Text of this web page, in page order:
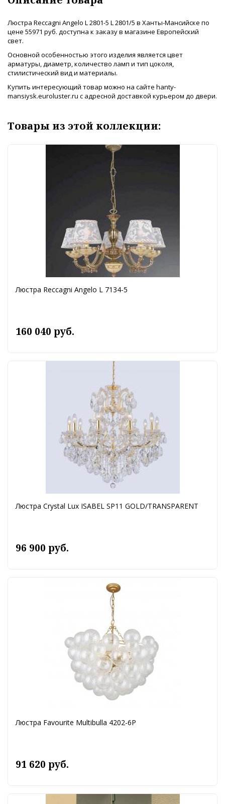
Люстра Reccagni Angelo L 2801-5 L 2801/5 в Ханты-Мансийске по
цене 55971 руб. доступна к заказу в магазине Европейский
свет.
Основной особенностью этого изделия является цвет
арматуры, диаметр, количество ламп и тип цоколя,
стилистический вид и материалы.
Купить интересующий товар можно на сайте hanty-
mansiysk.euroluster.ru с адресной доставкой курьером до двери.
Товары из этой коллекции:
Люстра Reccagni Angelo L 7134-5
160 040 руб.
Люстра Crystal Lux ISABEL SP11 GOLD/TRANSPARENT
96 900 руб.
Люстра Favourite Multibulla 4202-6P
91 620 руб.